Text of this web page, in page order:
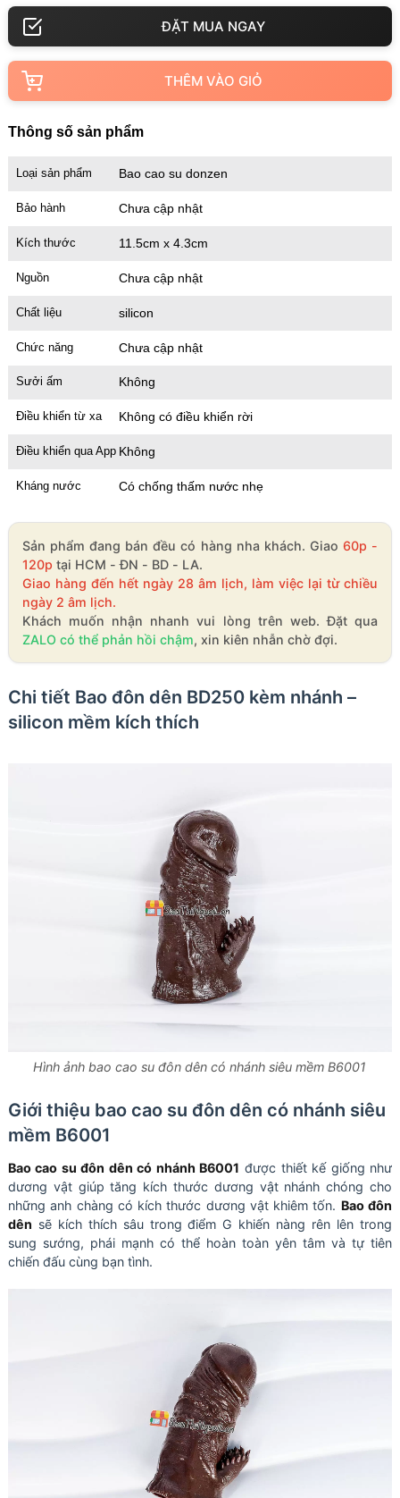
THÊM VÀO GIỎ
Thông số sản phẩm
Loại sản phẩm Bao cao su donzen
Bảo hành Chưa cập nhật
Kích thước 11.5cm x 4.3cm
Nguồn Chưa cập nhật
Chất liệu silicon
Chức năng Chưa cập nhật
Sưởi ấm Không
Điều khiển từ xa Không có điều khiển rời
Điều khiển qua App Không
Kháng nước Có chống thấm nước nhẹ
Sản phẩm đang bán đều có hàng nha khách. Giao 60p -
120p tại HCM - ĐN - BD - LA.
Giao hàng đến hết ngày 28 âm lịch, làm việc lại từ chiều
ngày 2 âm lịch.
Khách muốn nhận nhanh vui lòng trên web. Đặt qua
ZALO có thể phản hồi chậm, xin kiên nhẫn chờ đợi.
Chi tiết Bao đôn dên BD250 kèm nhánh –
silicon mềm kích thích
Hình ảnh bao cao su đôn dên có nhánh siêu mềm B6001
Giới thiệu bao cao su đôn dên có nhánh siêu
mềm B6001
Bao cao su đôn dên có nhánh B6001 được thiết kế giống như
dương vật giúp tăng kích thước dương vật nhánh chóng cho
những anh chàng có kích thước dương vật khiêm tốn. Bao đôn
dên sẽ kích thích sâu trong điểm G khiến nàng rên lên trong
sung sướng, phái mạnh có thể hoàn toàn yên tâm và tự tiên
chiến đấu cùng bạn tình.